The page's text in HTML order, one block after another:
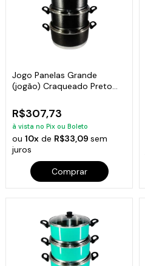
Jogo Panelas Grande
(jogão) Craqueado Preto
R$307,73
à vista no Pix ou Boleto
ou10x de R$33,09sem
juros
Comprar